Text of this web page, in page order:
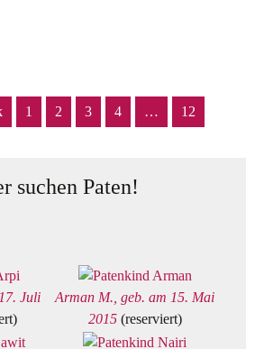
1 2 3 4 …
12
suchen Paten!
Juli
Arman M., geb. am 15. Mai
2015(reserviert)